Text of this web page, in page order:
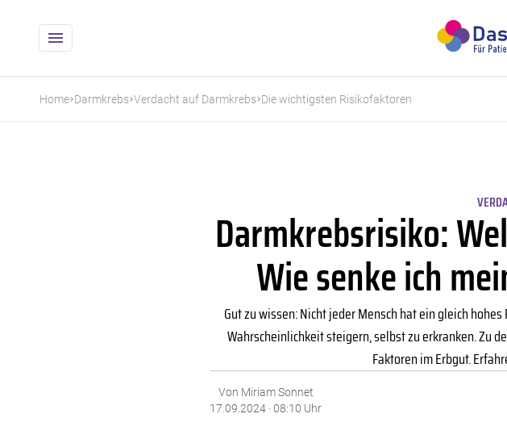
Home Darmkrebs Verdacht auf Darmkrebs Die wichtigsten Risikofaktoren
Darmkrebsrisiko:
Wie senke ich
Gut zu wissen: Nicht jeder Mensch hat ein gleich
Wahrscheinlichkeit steigern, selbst zu erkranken. Zu
Faktoren im Erbgut.
Von Miriam Sonnet
17.09.2024 · 08:10 Uhr